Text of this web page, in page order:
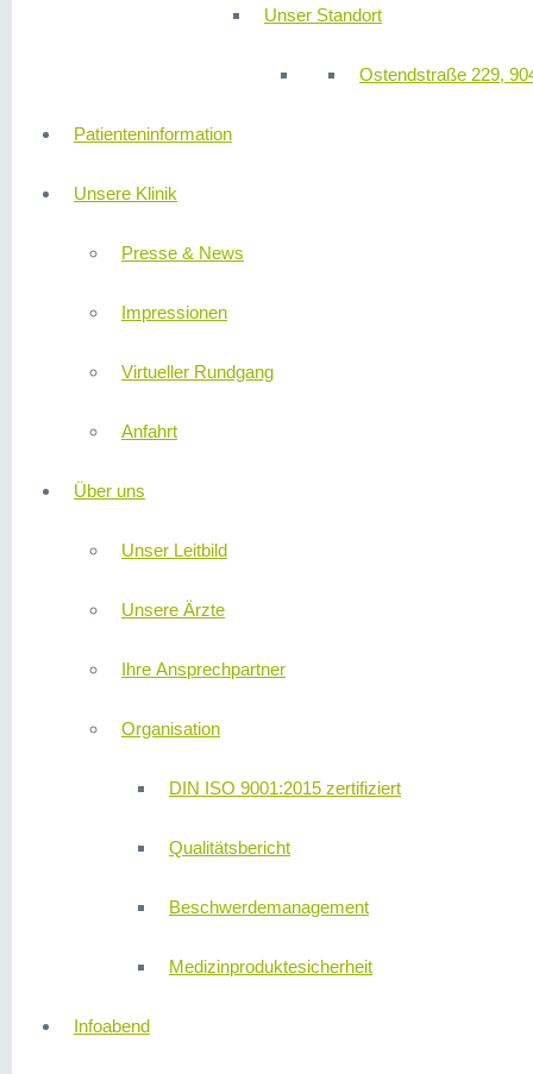
Unser Standort
Ostendstraße 229,
Patienteninformation
Unsere Klinik
Presse & News
Impressionen
Virtueller Rundgang
Anfahrt
Über uns
Unser Leitbild
Unsere Ärzte
Ihre Ansprechpartner
Organisation
DIN ISO 9001:2015 zertifiziert
Qualitätsbericht
Beschwerdemanagement
Medizinproduktesicherheit
Infoabend